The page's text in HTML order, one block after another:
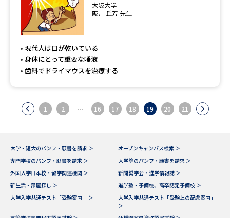
大阪大学
阪井 丘芳 先生
現代人は口が乾いている
身体にとって重要な唾液
歯科でドライマウスを治療する
1 2 … 16 17 18 19 20 21
大学・短大のパンフ・願書を請求 ＞
オープンキャンパス検索 ＞
専門学校のパンフ・願書を請求 ＞
大学院のパンフ・願書を請求 ＞
外国大学日本校・留学関連機関 ＞
新聞奨学会・進学情報誌 ＞
新生活・部屋探し ＞
進学塾・予備校、高卒認定予備校 ＞
大学入学共通テスト「受験案内」 ＞
大学入学共通テスト「受験上の配慮案内」
＞